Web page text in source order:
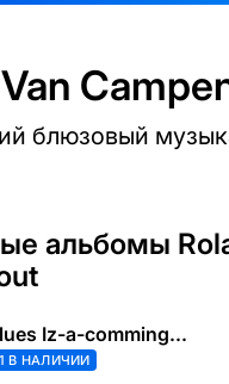
блюзовый
альбомы
Iz-a-comming...
1 В НАЛИЧИИ